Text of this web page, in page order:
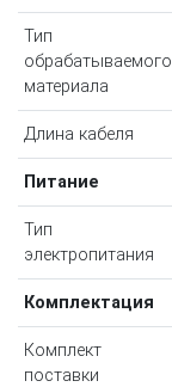
Тип
обрабатываемого
материала
Длина кабеля
Питание
Тип
электропитания
Комплектация
Комплект
поставки